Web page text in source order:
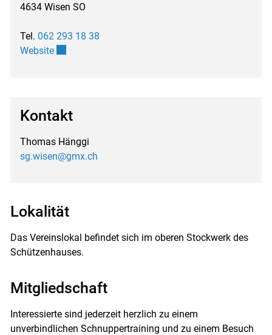
4634 Wisen SO
Tel. 062 293 18 38
WebsiteExterner Link wird in einem neuen Fenster geöffnet.
Kontakt
Thomas Hänggi
sg.wisen@gmx.ch
Lokalität
Das Vereinslokal befindet sich im oberen Stockwerk des
Schützenhauses.
Mitgliedschaft
Interessierte sind jederzeit herzlich zu einem
unverbindlichen Schnuppertraining und zu einem Besuch